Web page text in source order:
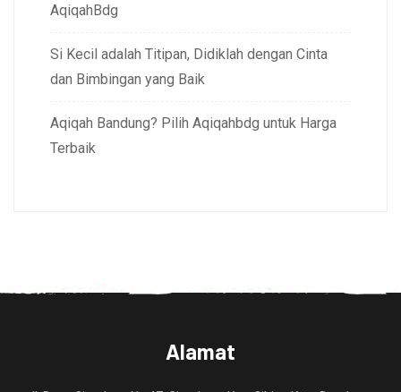
AqiqahBdg
Si Kecil adalah Titipan, Didiklah dengan Cinta
dan Bimbingan yang Baik
Aqiqah Bandung? Pilih Aqiqahbdg untuk Harga
Terbaik
Alamat